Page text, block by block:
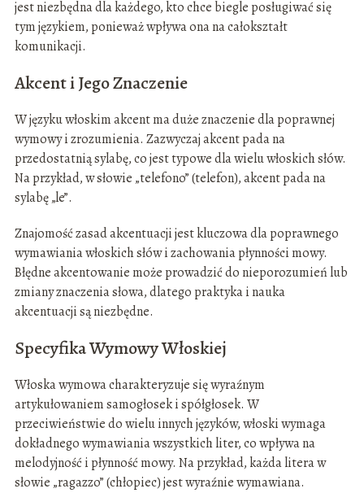
jest niezbędna dla każdego, kto chce biegle posługiwać się
tym językiem, ponieważ wpływa ona na całokształt
komunikacji.
Akcent i Jego Znaczenie
W języku włoskim akcent ma duże znaczenie dla poprawnej
wymowy i zrozumienia. Zazwyczaj akcent pada na
przedostatnią sylabę, co jest typowe dla wielu włoskich słów.
Na przykład, w słowie „telefono” (telefon), akcent pada na
sylabę „le”.
Znajomość zasad akcentuacji jest kluczowa dla poprawnego
wymawiania włoskich słów i zachowania płynności mowy.
Błędne akcentowanie może prowadzić do nieporozumień lub
zmiany znaczenia słowa, dlatego praktyka i nauka
akcentuacji są niezbędne.
Specyfika Wymowy Włoskiej
Włoska wymowa charakteryzuje się wyraźnym
artykułowaniem samogłosek i spółgłosek. W
przeciwieństwie do wielu innych języków, włoski wymaga
dokładnego wymawiania wszystkich liter, co wpływa na
melodyjność i płynność mowy. Na przykład, każda litera w
słowie „ragazzo” (chłopiec) jest wyraźnie wymawiana.